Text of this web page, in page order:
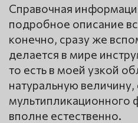
Справочная
подробное описание
конечно, сразу же
делается в мире
то есть в моей узкой
натуральную
мультипликационного
вполне естественно.